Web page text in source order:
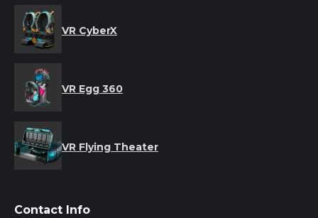
VR CyberX
VR Egg 360
VR Flying Theater
Contact Info